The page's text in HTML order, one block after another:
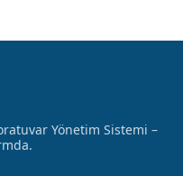
Yönetim Sistemi –